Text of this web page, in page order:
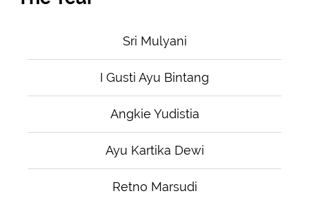
Sri Mulyani
I Gusti Ayu Bintang
Angkie Yudistia
Ayu Kartika Dewi
Retno Marsudi